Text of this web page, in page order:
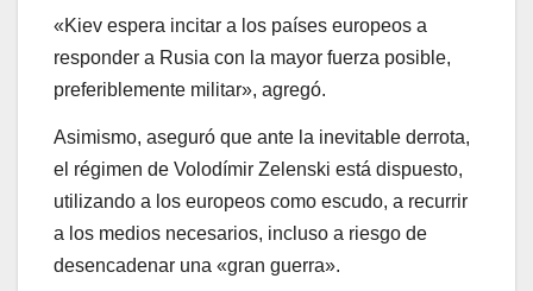
«Kiev espera incitar a los países europeos a
responder a Rusia con la mayor fuerza posible,
preferiblemente militar», agregó.
Asimismo, aseguró que ante la inevitable derrota,
el régimen de Volodímir Zelenski está dispuesto,
utilizando a los europeos como escudo, a recurrir
a los medios necesarios, incluso a riesgo de
desencadenar una «gran guerra».